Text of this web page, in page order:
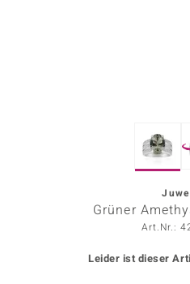
Grüner
Art.Nr.:
Leider ist dieser